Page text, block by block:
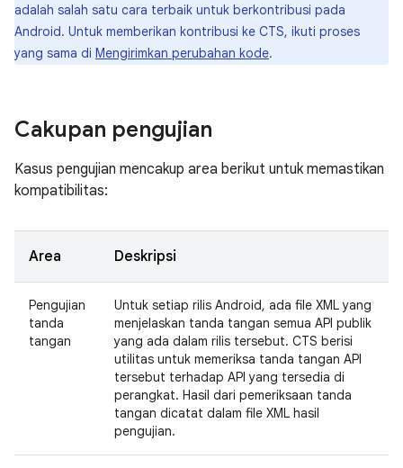
adalah salah satu cara terbaik untuk berkontribusi pada
Android. Untuk memberikan kontribusi ke CTS, ikuti proses
yang sama di Mengirimkan perubahan kode.
Cakupan pengujian
Kasus pengujian mencakup area berikut untuk memastikan
kompatibilitas:
Area Deskripsi
Pengujian
tanda
tangan
Untuk setiap rilis Android, ada file XML yang
menjelaskan tanda tangan semua API publik
yang ada dalam rilis tersebut. CTS berisi
utilitas untuk memeriksa tanda tangan API
tersebut terhadap API yang tersedia di
perangkat. Hasil dari pemeriksaan tanda
tangan dicatat dalam file XML hasil
pengujian.